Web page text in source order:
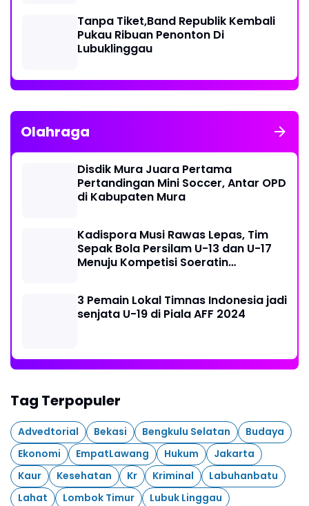
Tanpa Tiket,Band Republik Kembali
Pukau Ribuan Penonton Di
Lubuklinggau
Olahraga
Disdik Mura Juara Pertama
Pertandingan Mini Soccer, Antar OPD
di Kabupaten Mura
Kadispora Musi Rawas Lepas, Tim
Sepak Bola Persilam U-13 dan U-17
Menuju Kompetisi Soeratin
3 Pemain Lokal Timnas Indonesia jadi
senjata U-19 di Piala AFF 2024
Tag Terpopuler
Advedtorial Bekasi Bengkulu Selatan
Budaya
Ekonomi
EmpatLawang Hukum
Jakarta
Kaur
Kesehatan Kr Kriminal
Labuhanbatu
Lahat
Lombok Timur
Lubuk Linggau